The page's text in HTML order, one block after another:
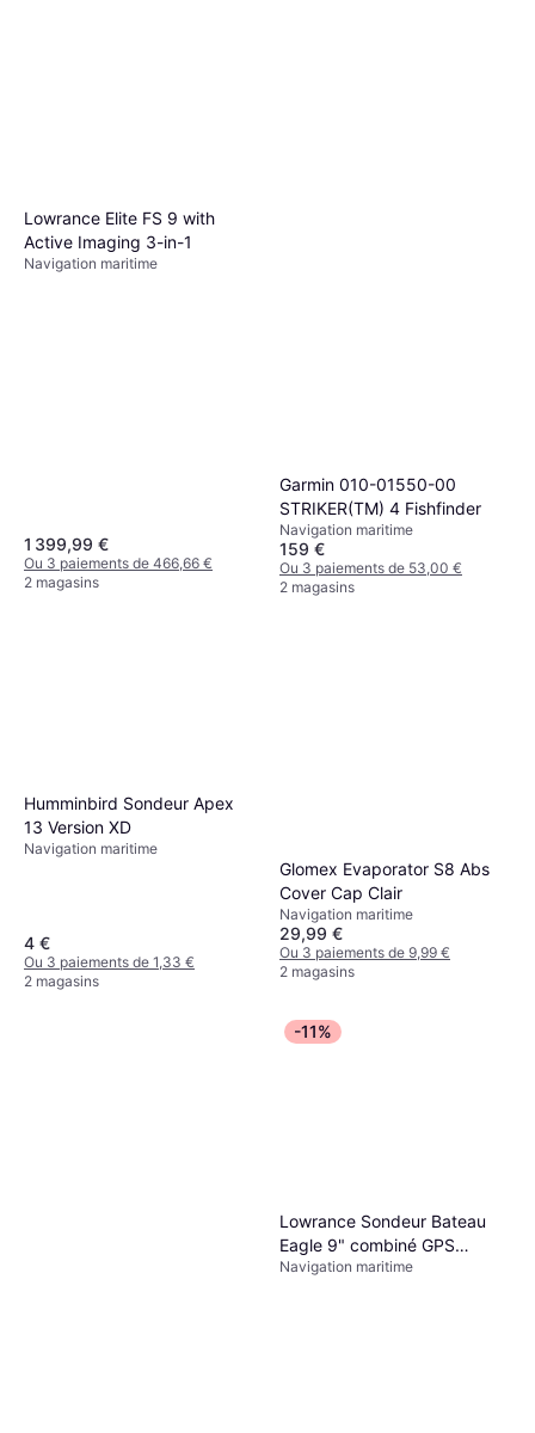
Lowrance Elite FS 9 with
Active Imaging 3-in-1
Navigation maritime
1 399,99 €
Ou 3 paiements de 466,66 €
2 magasins
Garmin 010-01550-00
STRIKER(TM) 4 Fishfinder
Navigation maritime
159 €
Ou 3 paiements de 53,00 €
2 magasins
Humminbird Sondeur Apex
13 Version XD
Navigation maritime
4 €
Ou 3 paiements de 1,33 €
2 magasins
Glomex Evaporator S8 Abs
Cover Cap Clair
Navigation maritime
29,99 €
Ou 3 paiements de 9,99 €
2 magasins
-11%
Lowrance Sondeur Bateau
Eagle 9" combiné GPS
sondeur avec sonde
Navigation maritime